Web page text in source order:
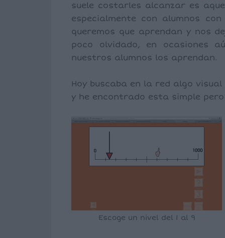
suele costarles alcanzar es
especialmente con alumnos
queremos que aprendan y nos
poco olvidado, en ocasiones
nuestros alumnos los aprendan.
Hoy buscaba en la red algo
y he encontrado esta simple
Escoge un nivel del 1 al 9